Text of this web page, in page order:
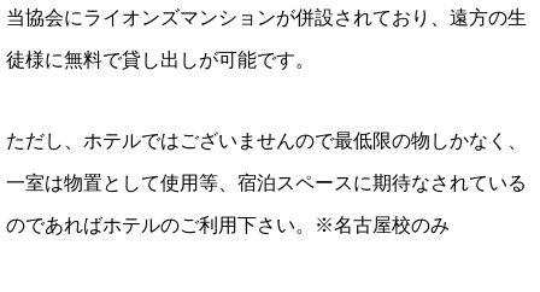
当協会にライオンズマンションが併設されており、遠方の生
徒様に無料で貸し出しが可能です。
ただし、ホテルではございませんので最低限の物しかなく、
一室は物置として使用等、宿泊スペースに期待なされている
のであればホテルのご利用下さい。※名古屋校のみ